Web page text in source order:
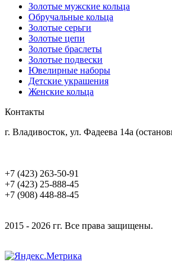
Золотые мужские кольца
Обручальные кольца
Золотые серьги
Золотые цепи
Золотые браслеты
Золотые подвески
Ювелирные наборы
Детские украшения
Женские кольца
Контакты
г. Владивосток, ул. Фадеева 14а
+7 (423) 263-50-91
+7 (423) 25-888-45
+7 (908) 448-88-45
2015 - 2026 гг. Все права защищены.